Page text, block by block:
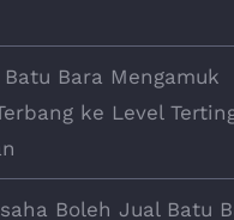
Batu Bara Mengamuk
ke Level
Boleh Jual Batu